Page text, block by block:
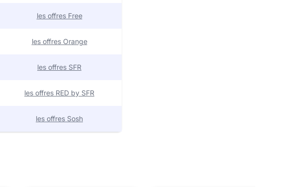
les offres Free
les offres Orange
les offres SFR
les offres RED by SFR
les offres Sosh